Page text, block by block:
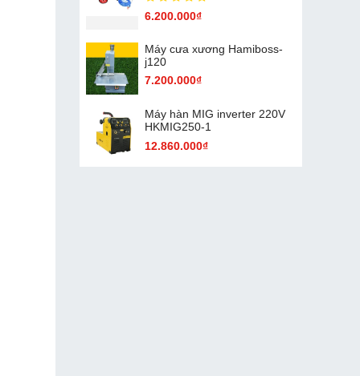
6.200.000₫
Máy cưa xương Hamiboss-
j120
7.200.000₫
Máy hàn MIG inverter 220V
HKMIG250-1
12.860.000₫